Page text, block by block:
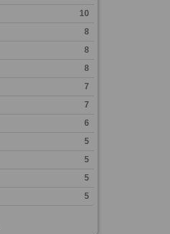
10
8
8
8
7
7
6
5
5
5
5